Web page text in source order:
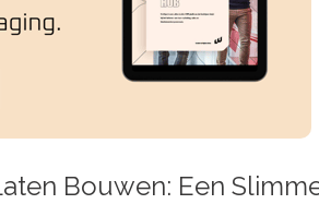
Bouwen: Een